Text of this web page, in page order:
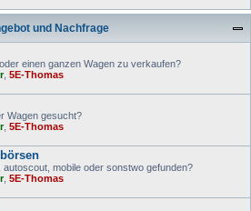
und Nachfrage
einen ganzen Wagen zu verkaufen?
, 5E-Thomas
Wagen gesucht?
, 5E-Thomas
autoscout, mobile oder sonstwo gefunden?
, 5E-Thomas